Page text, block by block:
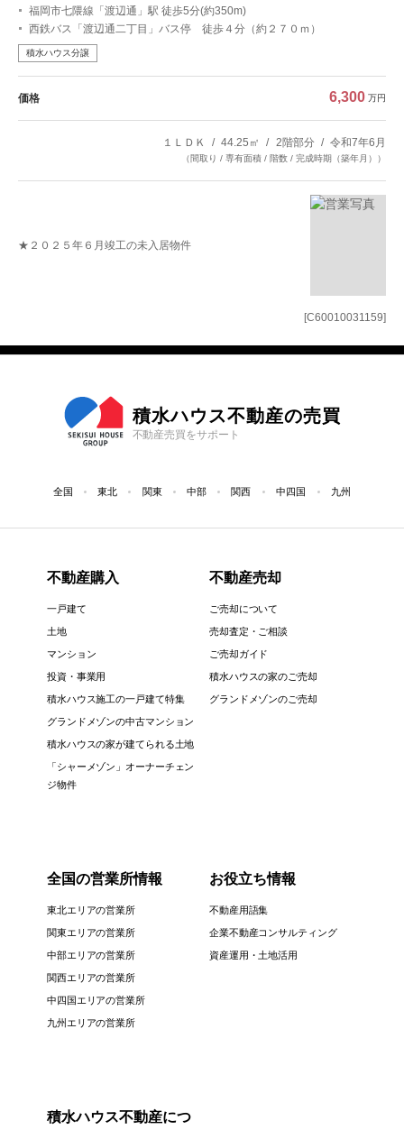
[C60010031159]
福岡市七隈線「渡辺通」駅 徒歩5分(約350m)
西鉄バス「渡辺通二丁目」バス停 徒歩４分（約２７０ｍ）
積水ハウス分譲
価格 6,300 万円
１ＬＤＫ 44.25㎡ 2階部分 令和7年6月
（間取り / 専有面積 / 階数 / 完成時期（築年月））
★２０２５年６月竣工の未入居物件
積水ハウス不動産の売買
不動産売買をサポート
全国 東北 関東 中部 関西 中四国 九州
不動産購入
一戸建て
土地
マンション
投資・事業用
積水ハウス施工の一戸建て特集
グランドメゾンの中古マンション
積水ハウスの家が建てられる土地
「シャーメゾン」オーナーチェン
ジ物件
不動産売却
ご売却について
売却査定・ご相談
ご売却ガイド
積水ハウスの家のご売却
グランドメゾンのご売却
全国の営業所情報
東北エリアの営業所
関東エリアの営業所
中部エリアの営業所
関西エリアの営業所
中四国エリアの営業所
九州エリアの営業所
お役立ち情報
不動産用語集
企業不動産コンサルティング
資産運用・土地活用
積水ハウス不動産につ